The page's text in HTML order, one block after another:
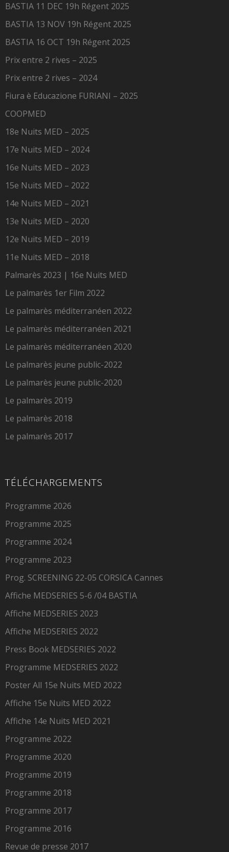
BASTIA 11 DEC 19h Régent 2025
BASTIA 13 NOV 19h Régent 2025
BASTIA 16 OCT 19h Régent 2025
Prix entre 2 rives – 2025
Prix entre 2 rives – 2024
Fiura è Educazione FURIANI – 2025
COOPMED
18e Nuits MED – 2025
17e Nuits MED – 2024
16e Nuits MED – 2023
15e Nuits MED – 2022
14e Nuits MED – 2021
13e Nuits MED – 2020
12e Nuits MED – 2019
11e Nuits MED – 2018
Palmarès 2023 | 16e Nuits MED
Le palmarès 1er Film 2022
Le palmarès méditerranéen 2022
Le palmarès méditerranéen 2021
Le palmarès méditerranéen 2020
Le palmarès jeune public-2022
Le palmarès jeune public-2020
Le palmarès 2019
Le palmarès 2018
Le palmarès 2017
TÉLÉCHARGEMENTS
Programme 2026
Programme 2025
Programme 2024
Programme 2023
Prog. SCREENING 22-05 CORSICA Cannes
Affiche MEDSERIES 5-6 /04 BASTIA
Affiche MEDSERIES 2023
Affiche MEDSERIES 2022
Press Book MEDSERIES 2022
Programme MEDSERIES 2022
Poster All 15e Nuits MED 2022
Affiche 15e Nuits MED 2022
Affiche 14e Nuits MED 2021
Programme 2022
Programme 2020
Programme 2019
Programme 2018
Programme 2017
Programme 2016
Revue de presse 2017